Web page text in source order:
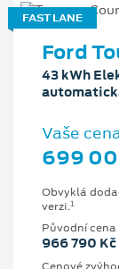
FAST LANE
Ford
43 kWh
Vaše
699
Obvyklá
verzi.1
Původní cena
966 790 Kč